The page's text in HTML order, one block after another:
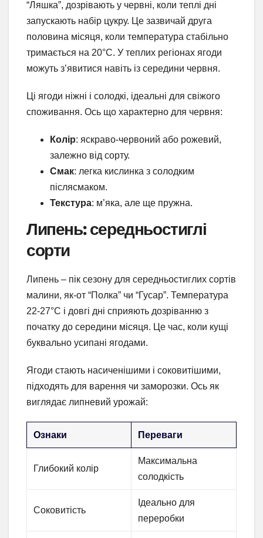
“Ляшка”, дозрівають у червні, коли теплі дні
запускають набір цукру. Це зазвичай друга
половина місяця, коли температура стабільно
тримається на 20°C. У теплих регіонах ягоди
можуть з’явитися навіть із середини червня.
Ці ягоди ніжні і солодкі, ідеальні для свіжого
споживання. Ось що характерно для червня:
Колір: яскраво-червоний або рожевий,
залежно від сорту.
Смак: легка кислинка з солодким
післясмаком.
Текстура: м’яка, але ще пружна.
Липень: середньостиглі
сорти
Липень – пік сезону для середньостиглих сортів
малини, як-от “Полка” чи “Гусар”. Температура
22-27°C і довгі дні сприяють дозріванню з
початку до середини місяця. Це час, коли кущі
буквально усипані ягодами.
Ягоди стають насиченішими і соковитішими,
підходять для варення чи заморозки. Ось як
виглядає липневий урожай:
Ознаки Переваги
Глибокий колір
Максимальна
солодкість
Соковитість
Ідеально для
переробки